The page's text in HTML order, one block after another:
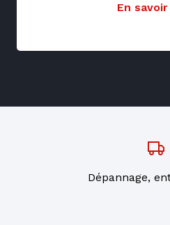
En
Dépannage,